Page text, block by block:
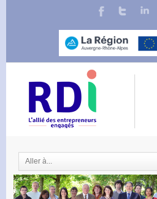
Aller à...